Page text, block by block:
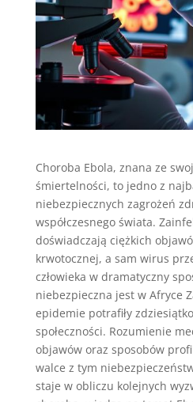
Choroba Ebola, znana ze
śmiertelności, to jedno z
niebezpiecznych zagrożeń
współczesnego świata.
doświadczają ciężkich
krwotocznej, a sam wirus
człowieka w dramatyczny
niebezpieczna jest w Afryce
epidemie potrafiły
społeczności. Rozumienie
objawów oraz sposobów
walce z tym
staje w obliczu kolejnych